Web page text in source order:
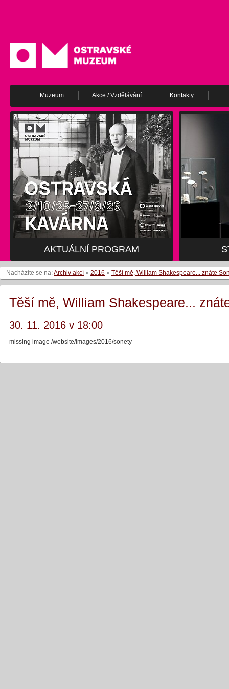
Muzeum Akce / Vzdělávání Kontakty
AKTUÁLNÍ PROGRAM
Nacházíte se na:Archiv akcí » 2016 » Těší mě, William Shakespeare... znáte
Těší mě, William Shakespeare...
30. 11. 2016 v 18:00
missing image /website/images/2016/sonety